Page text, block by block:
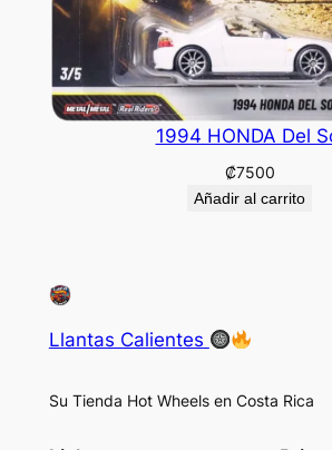
1994 HONDA Del
₡7500
Añadir al carrito
Llantas Calientes
Su Tienda Hot Wheels en Costa Rica